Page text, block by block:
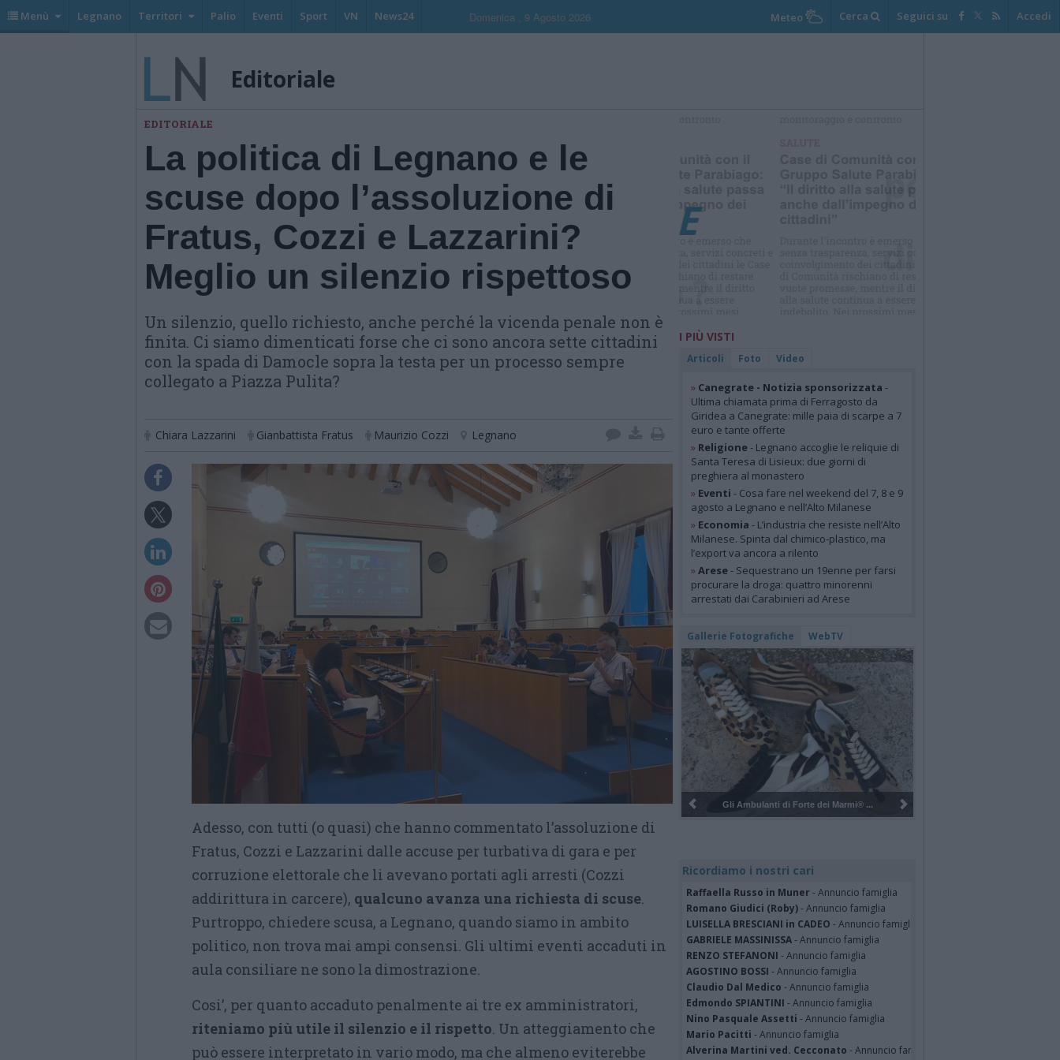
Menù Legnano Territori Palio Eventi Sport VN News24 Domenica , 9 Agosto 2026 Meteo Cerca Seguici su Accedi
Editoriale
EDITORIALE
La politica di Legnano e le
scuse dopo l’assoluzione di
Fratus, Cozzi e Lazzarini?
Meglio un silenzio rispettoso
Un silenzio, quello richiesto, anche perché la vicenda penale non è
finita. Ci siamo dimenticati forse che ci sono ancora sette cittadini
con la spada di Damocle sopra la testa per un processo sempre
collegato a Piazza Pulita?
Chiara Lazzarini Gianbattista Fratus Maurizio Cozzi Legnano
Adesso, con tutti (o quasi) che hanno commentato l’assoluzione di
Fratus, Cozzi e Lazzarini dalle accuse per turbativa di gara e per
corruzione elettorale che li avevano portati agli arresti (Cozzi
addirittura in carcere), qualcuno avanza una richiesta di scuse.
Purtroppo, chiedere scusa, a Legnano, quando siamo in ambito
politico, non trova mai ampi consensi. Gli ultimi eventi accaduti in
aula consiliare ne sono la dimostrazione.
Cosi’, per quanto accaduto penalmente ai tre ex amministratori,
riteniamo più utile il silenzio e il rispetto. Un atteggiamento che
può essere interpretato in vario modo, ma che almeno eviterebbe
I PIÙ VISTI
Articoli Foto Video
» Canegrate - Notizia sponsorizzata -
Ultima chiamata prima di Ferragosto da
Giridea a Canegrate: mille paia di scarpe a 7
euro e tante offerte
» Religione- Legnano accoglie le reliquie di
Santa Teresa di Lisieux: due giorni di
preghiera al monastero
» Eventi - Cosa fare nel weekend del 7, 8 e 9
agosto a Legnano e nell’Alto Milanese
» Economia - L’industria che resiste nell’Alto
Milanese. Spinta dal chimico-plastico, ma
l’export va ancora a rilento
» Arese- Sequestrano un 19enne per farsi
procurare la droga: quattro minorenni
arrestati dai Carabinieri ad Arese
Gallerie Fotografiche WebTV
Pulizia del bosco del Rugareto a ...
Ricordiamo i nostri cari
Raffaella Russo in Muner - Annuncio famiglia
Romano Giudici (Roby)- Annuncio famiglia
LUISELLA BRESCIANI in CADEO - Annuncio famiglia
GABRIELE MASSINISSA- Annuncio famiglia
RENZO STEFANONI - Annuncio famiglia
AGOSTINO BOSSI - Annuncio famiglia
Claudio Dal Medico - Annuncio famiglia
Edmondo SPIANTINI - Annuncio famiglia
Nino Pasquale Assetti - Annuncio famiglia
Mario Pacitti - Annuncio famiglia
Alverina Martini ved. Cecconato - Annuncio famiglia